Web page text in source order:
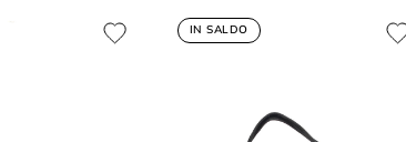
IN SALDO